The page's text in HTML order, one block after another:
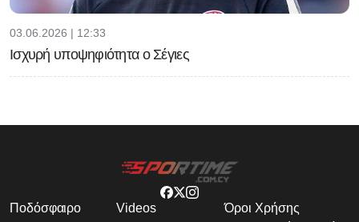
03.06.2026 | 12:33
Ισχυρή υποψηφιότητα ο Σέγιες
Ποδόσφαιρο
Videos
Όροι Χρήσης